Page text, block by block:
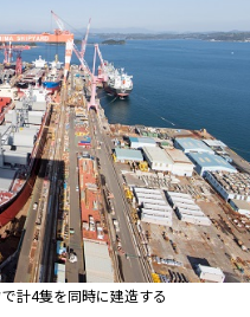
計4隻を同時に建造する